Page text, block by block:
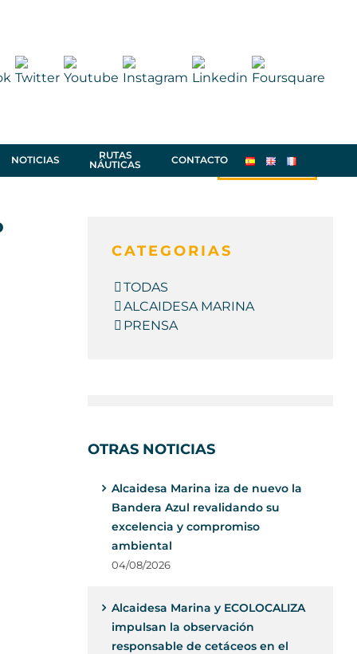
NOTICIAS
RUTAS
NÁUTICAS
CONTACTO
RESERVA /
PRESUPUESTO
CATEGORIAS
TODAS
ALCAIDESA MARINA
PRENSA
OTRAS NOTICIAS
Alcaidesa Marina iza de nuevo la
Bandera Azul revalidando su
excelencia y compromiso
ambiental
04/08/2026
Alcaidesa Marina y ECOLOCALIZA
impulsan la observación
responsable de cetáceos en el